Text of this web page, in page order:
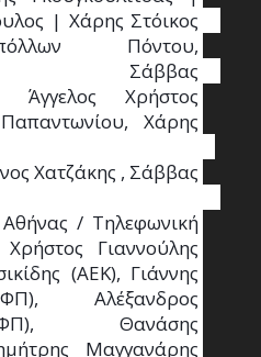
| Χάρης Στόικος
Πόντου,
Σάββας
Χρήστος
Χάρης
Χατζάκης , Σάββας
/ Τηλεφωνική
Γιαννούλης
(ΑΕΚ), Γιάννης
Αλέξανδρος
Θανάσης
Μαγγανάρης